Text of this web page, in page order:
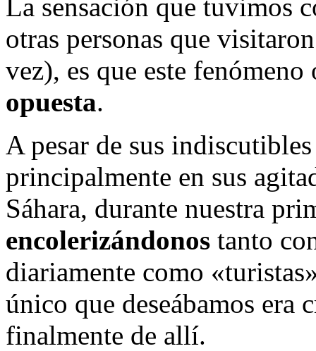
La sensación que tuvimos
otras personas que
vez), es que este
opuesta.
A pesar de sus
principalmente en sus
Sáhara, durante nuestra
encolerizándonos tanto
diariamente como
único que deseábamos era
finalmente de allí.